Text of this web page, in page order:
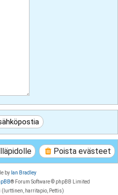
Poista evästeet
by Ian Bradley
® Forum Software © phpBB Limited
(lurttinen, harritapio, Pettis)